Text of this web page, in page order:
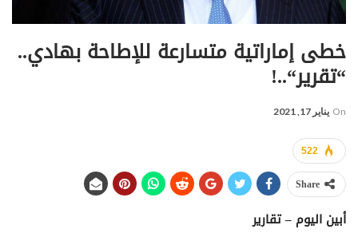
خطى إماراتية متسارعة للإطاحة بهادي..
“تقرير“..!
On يناير 17, 2021
522
Share
أبين اليوم – تقارير